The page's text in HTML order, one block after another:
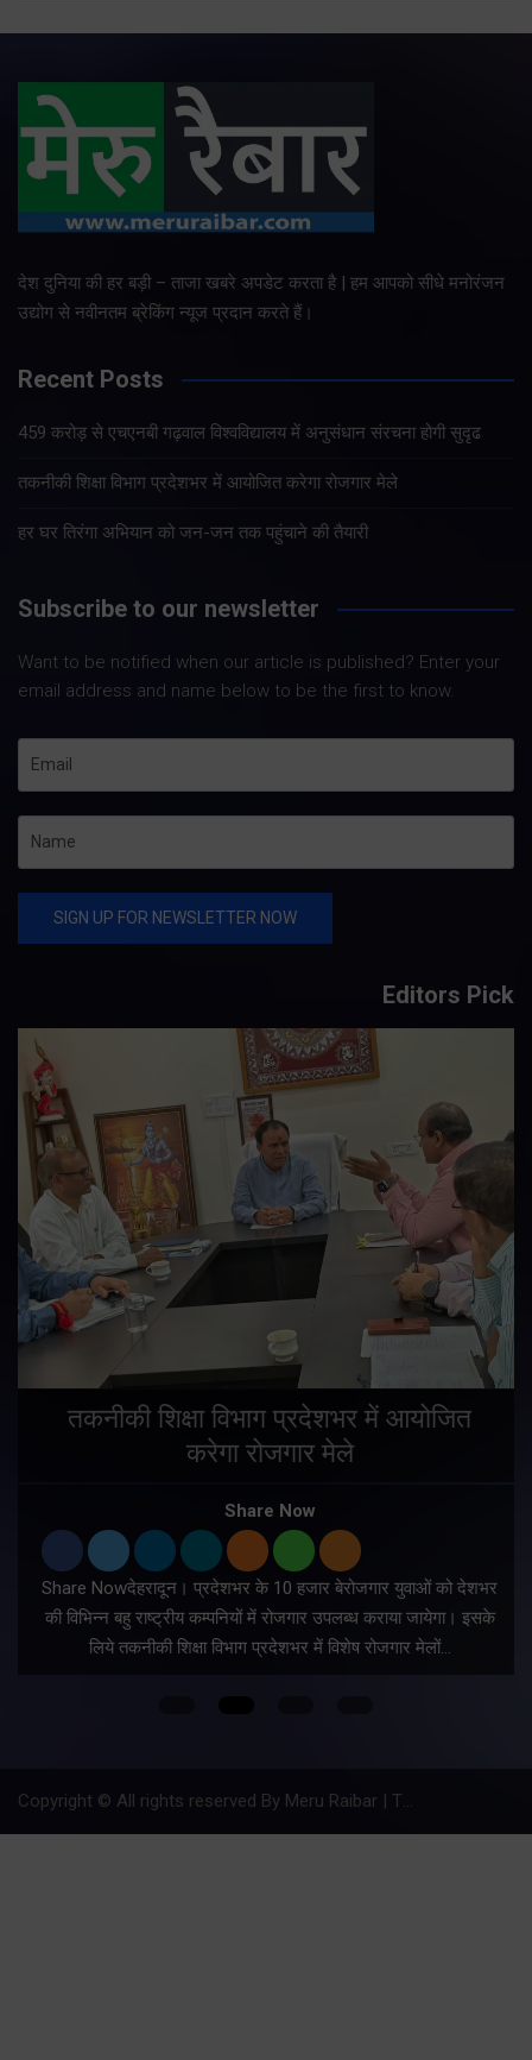
देश दुनिया की हर बड़ी – ताजा खबरे अपडेट करता है | हम आपको सीधे मनोरंजन
उद्योग से नवीनतम ब्रेकिंग न्यूज प्रदान करते हैं।
Recent Posts
459 करोड़ से एचएनबी गढ़वाल विश्वविद्यालय में अनुसंधान संरचना होगी सुदृढ
तकनीकी शिक्षा विभाग प्रदेशभर में आयोजित करेगा रोजगार मेले
हर घर तिरंगा अभियान को जन-जन तक पहुंचाने की तैयारी
Subscribe to our newsletter
Want to be notified when our article is published? Enter your
email address and name below to be the first to know.
Editors Pick
तकनीकी शिक्षा विभाग प्रदेशभर में आयोजित
करेगा रोजगार मेले
Share Now
Share Nowदेहरादून। प्रदेशभर के 10 हजार बेरोजगार युवाओं को देशभर
की विभिन्न बहु राष्ट्रीय कम्पनियों में रोजगार उपलब्ध कराया जायेगा। इसके
लिये तकनीकी शिक्षा विभाग प्रदेशभर में विशेष रोजगार मेलों…
Copyright © All rights reserved By Meru Raibar | Theme by